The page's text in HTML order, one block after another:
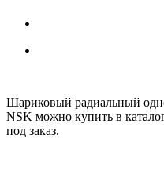
Шариковый радиальный
NSK можно купить в
под заказ.